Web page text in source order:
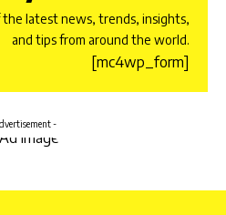
the latest news, trends, insights,
and tips from around the world.
[mc4wp_form]
-